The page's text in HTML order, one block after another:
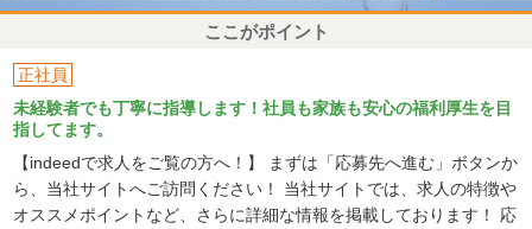
ここがポイント
正社員
未経験者でも丁寧に指導します！社員も家族も安心の福利厚生を目
指してます。
【indeedで求人をご覧の方へ！】 まずは「応募先へ進む」ボタンか
ら、当社サイトへご訪問ください！ 当社サイトでは、求人の特徴や
オススメポイントなど、さらに詳細な情報を掲載しております！ 応